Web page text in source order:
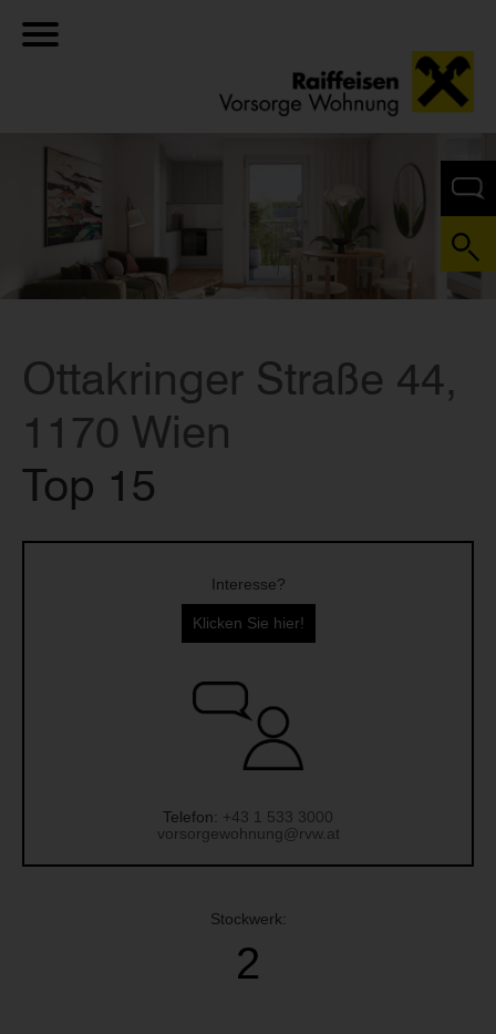
Ottakringer Straße 44,
1170 Wien
Top 15
Interesse?
Klicken Sie hier!
Telefon: +43 1 533 3000
vorsorgewohnung@rvw.at
Stockwerk:
2